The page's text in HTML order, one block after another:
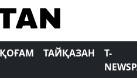
ҚОҒАМ ТАЙҚАЗАН
T-